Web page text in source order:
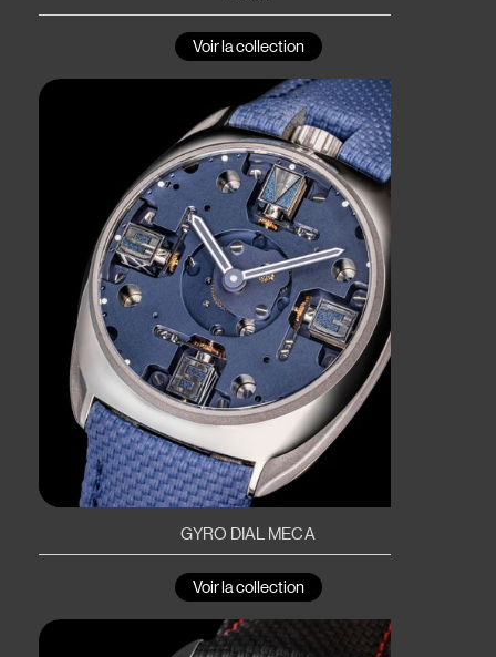
Voir la collection
GYRO DIAL MECA
Voir la collection